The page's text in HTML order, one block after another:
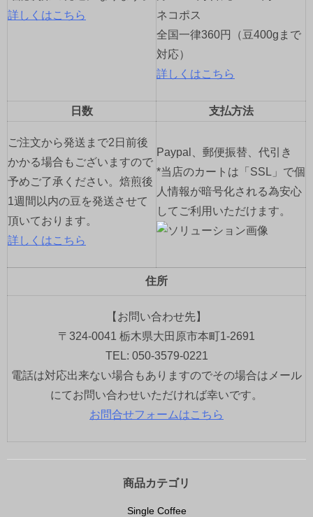
詳しくはこちら
ネコポス
全国一律360円（豆400gまで
対応）
詳しくはこちら
日数 支払方法
ご注文から発送まで2日前後
かかる場合もございますので
予めご了承ください。焙煎後
1週間以内の豆を発送させて
頂いております。
詳しくはこちら
Paypal、郵便振替、代引き
*当店のカートは「SSL」で個
人情報が暗号化される為安心
してご利用いただけます。
住所
【お問い合わせ先】
〒324-0041 栃木県大田原市本町1-2691
TEL: 050-3579-0221
電話は対応出来ない場合もありますのでその場合はメール
にてお問い合わせいただければ幸いです。
お問合せフォームはこちら
商品カテゴリ
Single Coffee